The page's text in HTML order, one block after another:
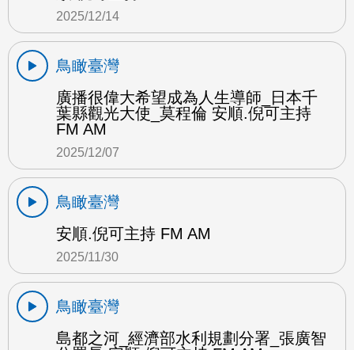
2025/12/14
鳥瞰臺灣
廣播很偉大希望成為人生導師_日本千
葉縣觀光大使_莫程倫 安順.倪可主持
FM AM
2025/12/07
鳥瞰臺灣
安順.倪可主持 FM AM
2025/11/30
鳥瞰臺灣
島都之河_經濟部水利規劃分署_張廣智